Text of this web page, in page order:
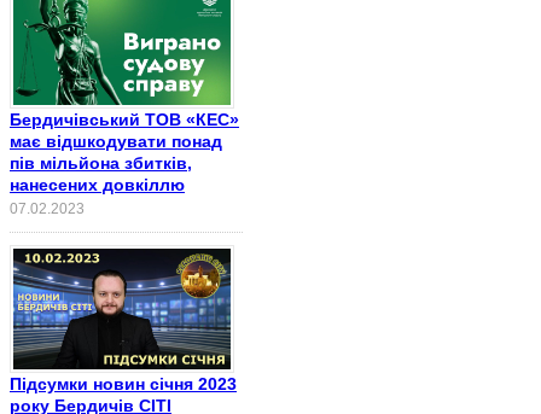
Бердичівський ТОВ «КЕС»
має відшкодувати понад
пів мільйона збитків,
нанесених довкіллю
07.02.2023
Підсумки новин січня 2023
року Бердичів СІТІ